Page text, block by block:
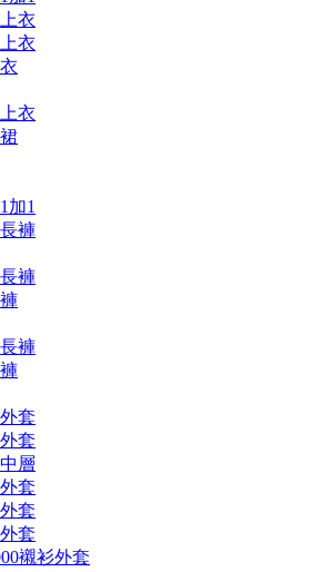
衣
衣
衣
加1
褲
褲
褲
套
套
層
套
套
套
襯衫外套